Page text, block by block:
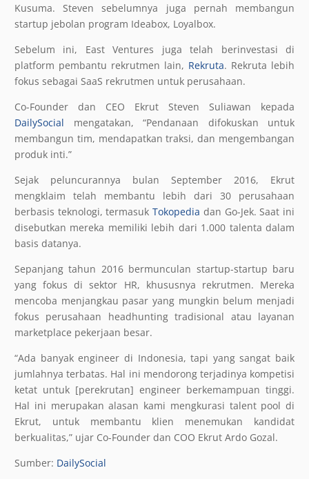
Kusuma. Steven sebelumnya juga pernah membangun
startup jebolan program Ideabox, Loyalbox.
Sebelum ini, East Ventures juga telah berinvestasi di
platform pembantu rekrutmen lain, Rekruta. Rekruta lebih
fokus sebagai SaaS rekrutmen untuk perusahaan.
Co-Founder dan CEO Ekrut Steven Suliawan kepada
DailySocial mengatakan, “Pendanaan difokuskan untuk
membangun tim, mendapatkan traksi, dan mengembangan
produk inti.”
Sejak peluncurannya bulan September 2016, Ekrut
mengklaim telah membantu lebih dari 30 perusahaan
berbasis teknologi, termasukTokopedia dan Go-Jek. Saat ini
disebutkan mereka memiliki lebih dari 1.000 talenta dalam
basis datanya.
Sepanjang tahun 2016 bermunculan startup-startup baru
yang fokus di sektor HR, khususnya rekrutmen. Mereka
mencoba menjangkau pasar yang mungkin belum menjadi
fokus perusahaan headhunting tradisional atau layanan
marketplace pekerjaan besar.
“Ada banyak engineer di Indonesia, tapi yang sangat baik
jumlahnya terbatas. Hal ini mendorong terjadinya kompetisi
ketat untuk [perekrutan] engineer berkemampuan tinggi.
Hal ini merupakan alasan kami mengkurasi talent pool di
Ekrut, untuk membantu klien menemukan kandidat
berkualitas,” ujar Co-Founder dan COO Ekrut Ardo Gozal.
Sumber: DailySocial